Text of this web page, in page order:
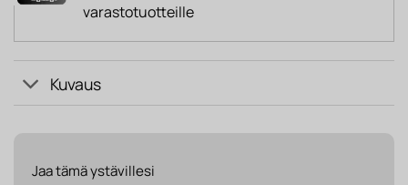
varastotuotteille
Kuvaus
Jaa tämä ystävillesi